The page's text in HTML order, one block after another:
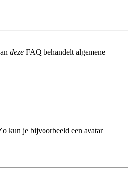
deze FAQ behandelt algemene
kun je bijvoorbeeld een avatar